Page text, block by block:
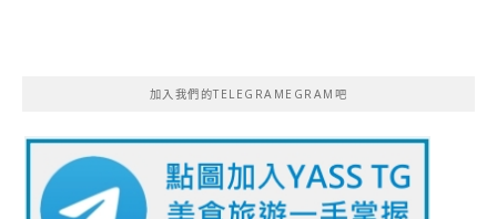
加入我們的TELEGRAMEGRAM吧